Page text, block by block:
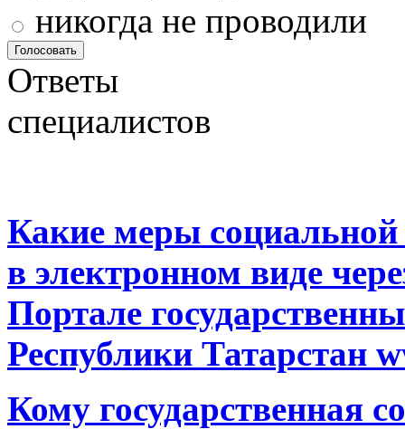
никогда не проводили
Ответы
специалистов
Какие меры
в электронном виде
Портале
Республики Татарстан
Кому государственная